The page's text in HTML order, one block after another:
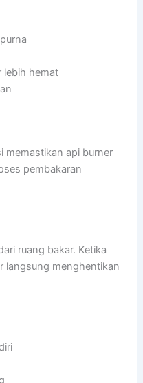
lebih hemat
memastikan api burner
pembakaran
ruang bakar. Ketika
langsung menghentikan